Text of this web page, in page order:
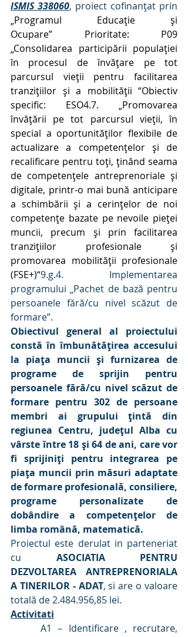
ISMIS 338060,
„Programul Educație și
Ocupare”
Prioritate: P09
„Consolidarea participării populației
în procesul de învățare pe tot
parcursul vieții pentru facilitarea
tranzițiilor și a mobilității “Obiectiv
specific: ESO4.7.
„Promovarea
învățării pe tot parcursul vieții, în
special a oportunităților flexibile de
actualizare a competențelor și de
recalificare pentru toți, ținând seama
de competențele antreprenoriale și
digitale, printr-o mai bună anticipare
a schimbării și a cerințelor de noi
competențe bazate pe nevoile pieței
muncii, precum și prin facilitarea
tranzițiilor profesionale și
promovarea mobilității profesionale
(FSE+)“9.g.4. Implementarea
programului „Pachet de bază pentru
persoanele fără/cu nivel scăzut de
formare”.
Obiectivul general al proiectului
constă în îmbunătățirea accesului
la piața muncii și furnizarea de
programe de sprijin pentru
persoanele fără/cu nivel scăzut de
formare pentru 302 de persoane
membri ai grupului țintă din
regiunea Centru, județul Alba cu
vârste între 18 și 64 de ani, care vor
fi sprijiniți pentru integrarea pe
piața muncii prin măsuri adaptate
de formare profesională, consiliere,
programe personalizate de
dobândire a competențelor de
limba română, matematică.
Proiectul este derulat in parteneriat
cu ASOCIATIA PENTRU
DEZVOLTAREA ANTREPRENORIALA
A TINERILOR - ADAT, si are o valoare
totală de 2.484.956,85 lei.
Activitati
A1 – Identificare , recrutare,